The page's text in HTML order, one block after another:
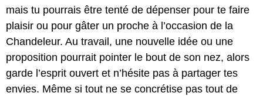
mais tu pourrais être tenté de dépenser pour te faire
plaisir ou pour gâter un proche à l’occasion de la
Chandeleur. Au travail, une nouvelle idée ou une
proposition pourrait pointer le bout de son nez, alors
garde l’esprit ouvert et n’hésite pas à partager tes
envies. Même si tout ne se concrétise pas tout de